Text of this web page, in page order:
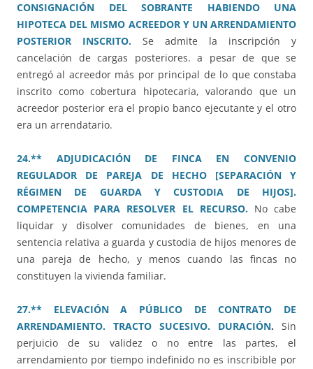
CONSIGNACIÓN DEL SOBRANTE HABIENDO UNA
HIPOTECA DEL MISMO ACREEDOR Y UN ARRENDAMIENTO
POSTERIOR INSCRITO. Se admite la inscripción y
cancelación de cargas posteriores. a pesar de que se
entregó al acreedor más por principal de lo que constaba
inscrito como cobertura hipotecaria, valorando que un
acreedor posterior era el propio banco ejecutante y el otro
era un arrendatario.
24.** ADJUDICACIÓN DE FINCA EN CONVENIO
REGULADOR DE PAREJA DE HECHO [SEPARACIÓN Y
RÉGIMEN DE GUARDA Y CUSTODIA DE HIJOS].
COMPETENCIA PARA RESOLVER EL RECURSO. No cabe
liquidar y disolver comunidades de bienes, en una
sentencia relativa a guarda y custodia de hijos menores de
una pareja de hecho, y menos cuando las fincas no
constituyen la vivienda familiar.
27.** ELEVACIÓN A PÚBLICO DE CONTRATO DE
ARRENDAMIENTO. TRACTO SUCESIVO. DURACIÓN. Sin
perjuicio de su validez o no entre las partes, el
arrendamiento por tiempo indefinido no es inscribible por